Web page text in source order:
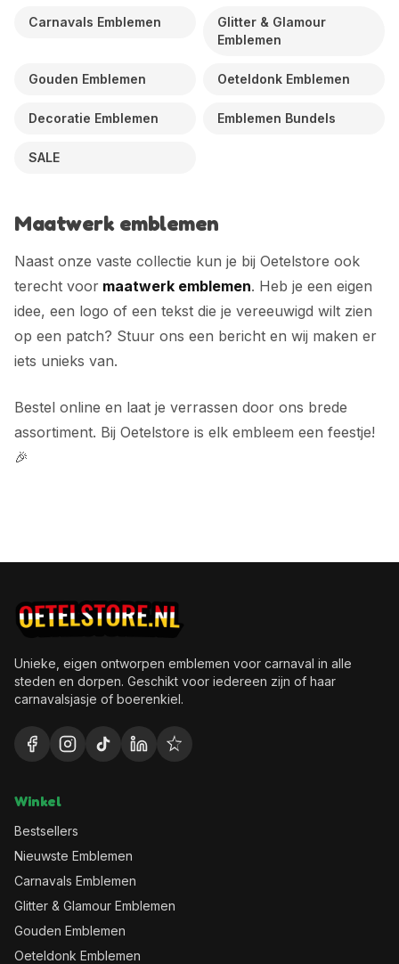
Carnavals Emblemen
Glitter & Glamour
Emblemen
Gouden Emblemen Oeteldonk Emblemen
Decoratie Emblemen Emblemen Bundels
SALE
Maatwerk emblemen
Naast onze vaste collectie kun je bij Oetelstore ook
terecht voor maatwerk emblemen. Heb je een eigen
idee, een logo of een tekst die je vereeuwigd wilt zien
op een patch? Stuur ons een bericht en wij maken er
iets unieks van.
Bestel online en laat je verrassen door ons brede
assortiment. Bij Oetelstore is elk embleem een feestje!
🎉
Unieke, eigen ontworpen emblemen voor carnaval in alle
steden en dorpen. Geschikt voor iedereen zijn of haar
carnavalsjasje of boerenkiel.
Winkel
Bestsellers
Nieuwste Emblemen
Carnavals Emblemen
Glitter & Glamour Emblemen
Gouden Emblemen
Oeteldonk Emblemen